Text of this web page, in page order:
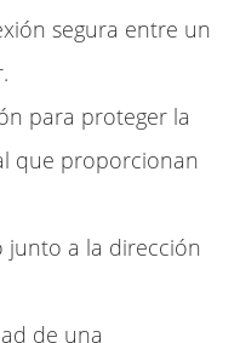
segura entre un
para proteger la
que proporcionan
junto a la dirección
de una